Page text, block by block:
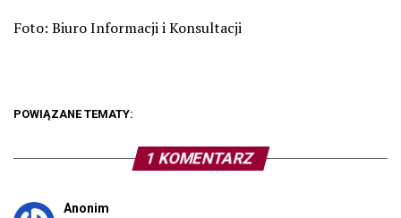
Foto: Biuro Informacji i Konsultacji
POWIĄZANE TEMATY:
1 KOMENTARZ
Anonim